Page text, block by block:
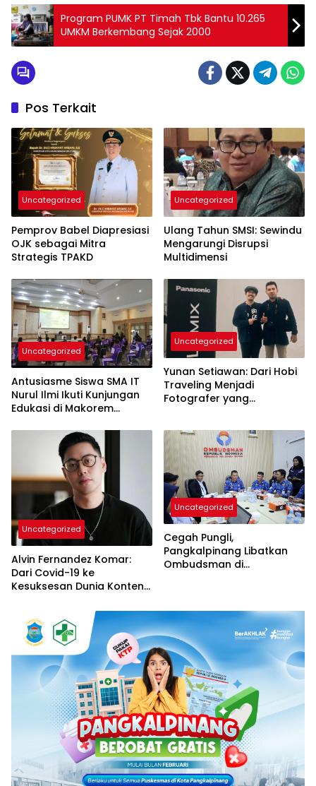
Program PUMK PT Timah Tbk Bantu 10.265
UMKM Berkembang Sejak 2000
Pos Terkait
Uncategorized
Pemprov Babel Diapresiasi
OJK sebagai Mitra
Strategis TPAKD
Uncategorized
Ulang Tahun SMSI: Sewindu
Mengarungi Disrupsi
Multidimensi
Uncategorized
Antusiasme Siswa SMA IT
Nurul Ilmi Ikuti Kunjungan
Edukasi di Makorem
Uncategorized
Yunan Setiawan: Dari Hobi
Traveling Menjadi
Fotografer yang
Uncategorized
Alvin Fernandez Komar:
Dari Covid-19 ke
Kesuksesan Dunia Konten
Uncategorized
Cegah Pungli,
Pangkalpinang Libatkan
Ombudsman di